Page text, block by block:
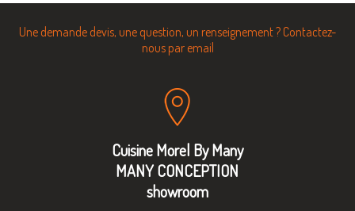
Une demande devis, une question, un renseignement ? Contactez-
nous par email
Cuisine Morel By Many
MANY CONCEPTION
showroom